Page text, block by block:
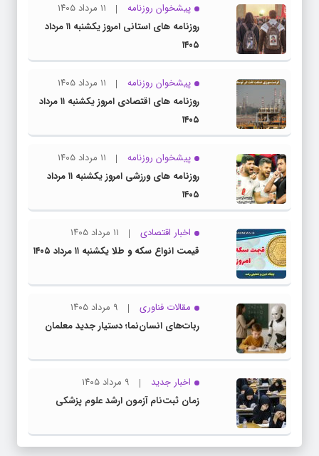
پیشخوان روزنامه
۱۱ مرداد ۱۴۰۵
روزنامه های استانی امروز یکشنبه ۱۱ مرداد
۱۴۰۵
پیشخوان روزنامه
۱۱ مرداد ۱۴۰۵
روزنامه های اقتصادی امروز یکشنبه ۱۱ مرداد
۱۴۰۵
پیشخوان روزنامه
۱۱ مرداد ۱۴۰۵
روزنامه های ورزشی امروز یکشنبه ۱۱ مرداد
۱۴۰۵
اخبار اقتصادی
۱۱ مرداد ۱۴۰۵
قیمت انواع سکه و طلا یکشنبه ۱۱ مرداد ۱۴۰۵
مقالات فناوری
۹ مرداد ۱۴۰۵
ربات‌های انسان‌نما؛ دستیار جدید معلمان
اخبار جدید
۹ مرداد ۱۴۰۵
زمان ثبت‌نام آزمون ارشد علوم پزشکی